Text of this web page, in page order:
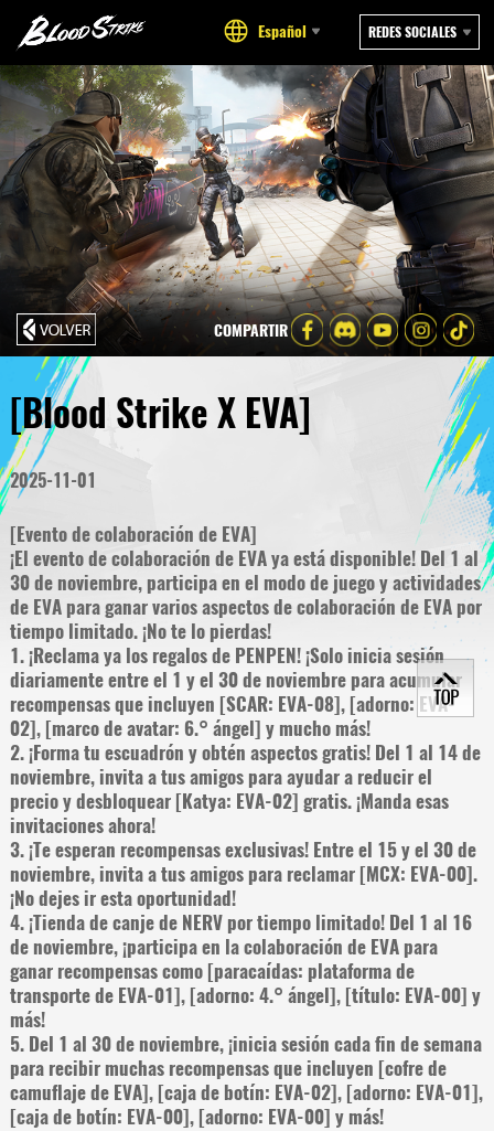
Español REDES SOCIALES
COMPARTIR
[Blood Strike X EVA]
2025-11-01
[Evento de colaboración de EVA]
¡El evento de colaboración de EVA ya está disponible! Del 1 al
30 de noviembre, participa en el modo de juego y actividades
de EVA para ganar varios aspectos de colaboración de EVA por
tiempo limitado. ¡No te lo pierdas!
1. ¡Reclama ya los regalos de PENPEN! ¡Solo inicia sesión
diariamente entre el 1 y el 30 de noviembre para acumular
recompensas que incluyen [SCAR: EVA-08], [adorno: EVA-
02], [marco de avatar: 6.° ángel] y mucho más!
2. ¡Forma tu escuadrón y obtén aspectos gratis! Del 1 al 14 de
noviembre, invita a tus amigos para ayudar a reducir el
precio y desbloquear [Katya: EVA-02] gratis. ¡Manda esas
invitaciones ahora!
3. ¡Te esperan recompensas exclusivas! Entre el 15 y el 30 de
noviembre, invita a tus amigos para reclamar [MCX: EVA-00].
¡No dejes ir esta oportunidad!
4. ¡Tienda de canje de NERV por tiempo limitado! Del 1 al 16
de noviembre, ¡participa en la colaboración de EVA para
ganar recompensas como [paracaídas: plataforma de
transporte de EVA-01], [adorno: 4.° ángel], [título: EVA-00] y
más!
5. Del 1 al 30 de noviembre, ¡inicia sesión cada fin de semana
para recibir muchas recompensas que incluyen [cofre de
camuflaje de EVA], [caja de botín: EVA-02], [adorno: EVA-01],
[caja de botín: EVA-00], [adorno: EVA-00] y más!